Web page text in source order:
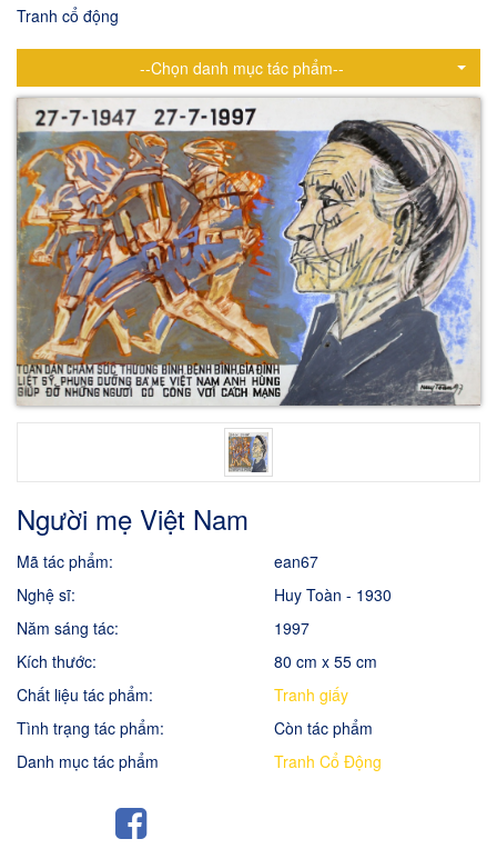
Tranh cổ động
--Chọn danh mục tác phẩm--
Người mẹ Việt Nam
Mã tác phẩm:
ean67
Nghệ sĩ:
Huy Toàn - 1930
Năm sáng tác:
1997
Kích thước:
80 cm x 55 cm
Chất liệu tác phẩm:
Tranh giấy
Tình trạng tác phẩm:
Còn tác phẩm
Danh mục tác phẩm
Tranh Cổ Động